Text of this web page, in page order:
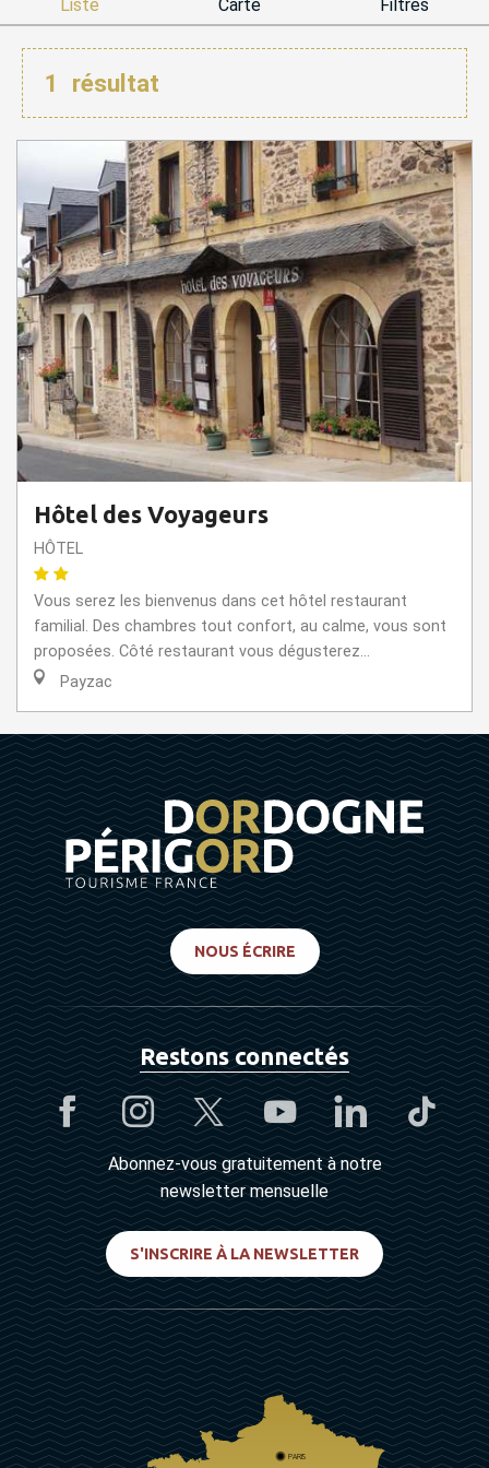
Liste Carte Filtres
1 résultat
Hôtel des Voyageurs
HÔTEL
Vous serez les bienvenus dans cet hôtel restaurant
familial. Des chambres tout confort, au calme, vous sont
proposées. Côté restaurant vous dégusterez...
Payzac
NOUS ÉCRIRE
Restons connectés
Abonnez-vous gratuitement à notre
newsletter mensuelle
S'INSCRIRE À LA NEWSLETTER
PARIS